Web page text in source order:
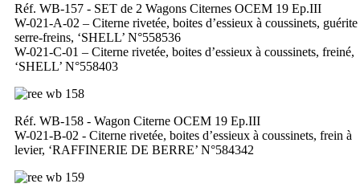
Réf. WB-157 - SET de 2 Wagons Citernes OCEM 19 Ep.III
W-021-A-02 – Citerne rivetée, boites d’essieux à coussinets, guérite
serre-freins, ‘SHELL’ N°558536
W-021-C-01 – Citerne rivetée, boites d’essieux à coussinets, freiné,
‘SHELL’ N°558403
Réf. WB-158 - Wagon Citerne OCEM 19 Ep.III
W-021-B-02 - Citerne rivetée, boites d’essieux à coussinets, frein à
levier, ‘RAFFINERIE DE BERRE’ N°584342